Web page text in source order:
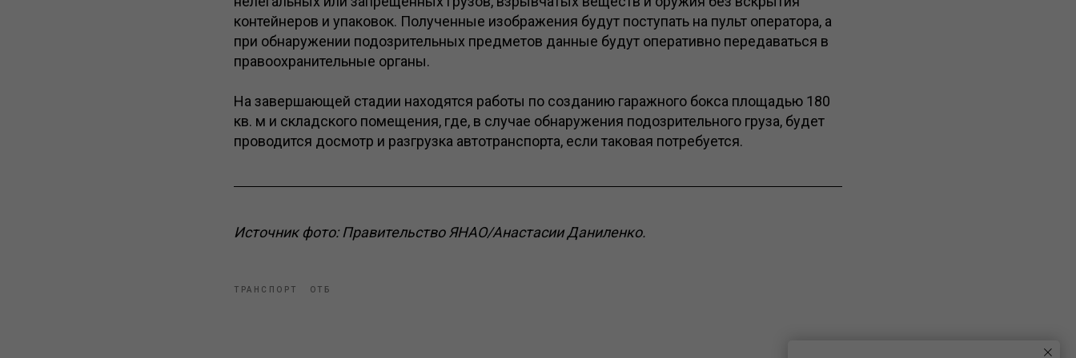
контейнеров и упаковок. Полученные изображения будут поступать на пульт оператора, а
при обнаружении подозрительных предметов данные будут оперативно передаваться в
правоохранительные органы.
На завершающей стадии находятся работы по созданию гаражного бокса площадью 180
кв. м и складского помещения, где, в случае обнаружения подозрительного груза, будет
проводится досмотр и разгрузка автотранспорта, если таковая потребуется.
Источник фото: Правительство ЯНАО/Анастасии Даниленко.
ТРАНСПОРТ ОТБ